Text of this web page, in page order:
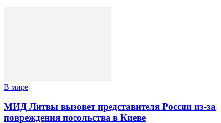
В мире
МИД Литвы вызовет представителя России из-за
повреждения посольства в Киеве